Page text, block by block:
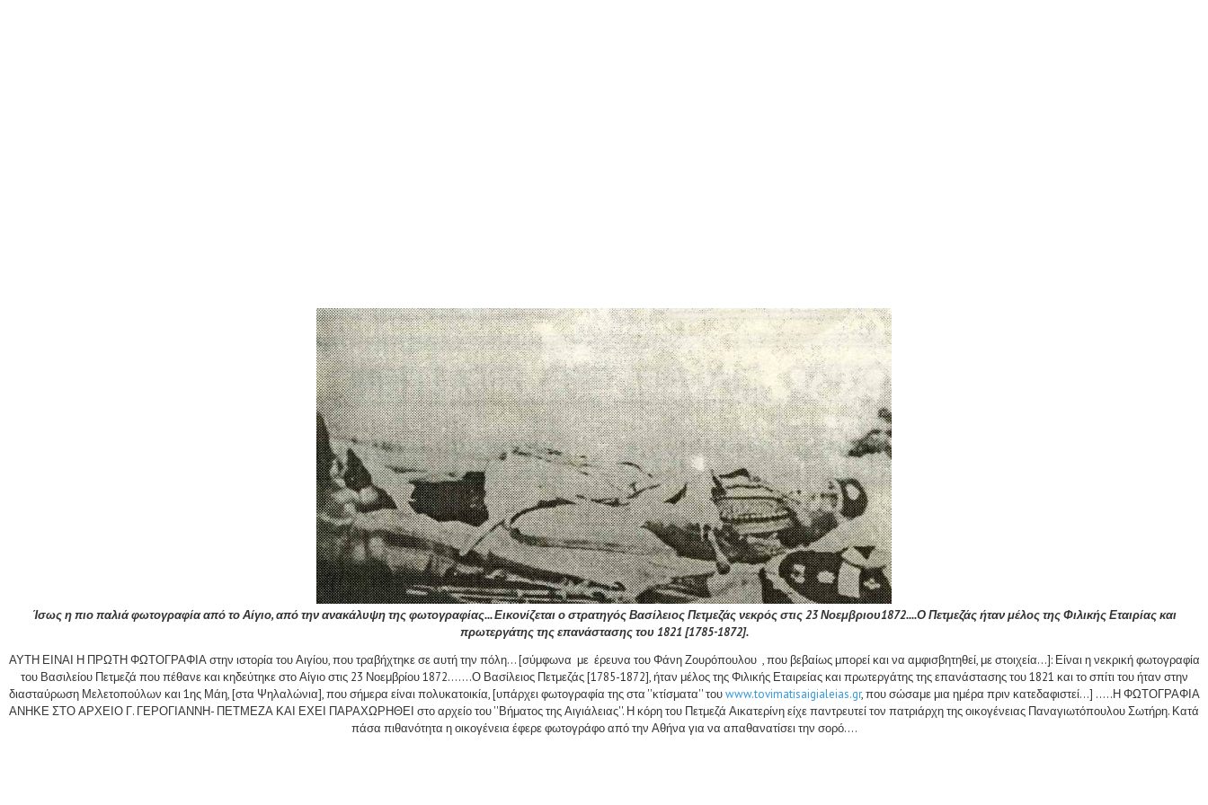
Ίσως η πιο παλιά φωτογραφία από το Αίγιο, από την ανακάλυψη της φωτογραφίας... Εικονίζεται ο στρατηγός Βασίλειος Πετμεζάς νεκρός στις 23 Νοεμβριου1872....Ο Πετμεζάς ήταν μέλος της Φιλικής Εταιρίας και
πρωτεργάτης της επανάστασης του 1821 [1785-1872].
ΑΥΤΗ ΕΙΝΑΙ Η ΠΡΩΤΗ ΦΩΤΟΓΡΑΦΙΑ στην ιστορία του Αιγίου, που τραβήχτηκε σε αυτή την πόλη... [σύμφωνα με έρευνα του Φάνη Ζουρόπουλου , που βεβαίως μπορεί και να αμφισβητηθεί, με στοιχεία...]: Είναι η νεκρική φωτογραφία
του Βασιλείου Πετμεζά που πέθανε και κηδεύτηκε στο Αίγιο στις 23 Νοεμβρίου 1872.......Ο Βασίλειος Πετμεζάς [1785-1872], ήταν μέλος της Φιλικής Εταιρείας και πρωτεργάτης της επανάστασης του 1821 και το σπίτι του ήταν στην
διασταύρωση Μελετοπούλων και 1ης Μάη, [στα Ψηλαλώνια], που σήμερα είναι πολυκατοικία, [υπάρχει φωτογραφία της στα ''κτίσματα'' τουwww.tovimatisaigialeias.gr, που σώσαμε μια ημέρα πριν κατεδαφιστεί...] .....Η ΦΩΤΟΓΡΑΦΙΑ
ΑΝΗΚΕ ΣΤΟ ΑΡΧΕΙΟ Γ. ΓΕΡΟΓΙΑΝΝΗ- ΠΕΤΜΕΖΑ ΚΑΙ ΕΧΕΙ ΠΑΡΑΧΩΡΗΘΕΙ στο αρχείο του ''Βήματος της Αιγιάλειας''. Η κόρη του Πετμεζά Αικατερίνη είχε παντρευτεί τον πατριάρχη της οικογένειας Παναγιωτόπουλου Σωτήρη. Κατά
πάσα πιθανότητα η οικογένεια έφερε φωτογράφο από την Αθήνα για να απαθανατίσει την σορό....